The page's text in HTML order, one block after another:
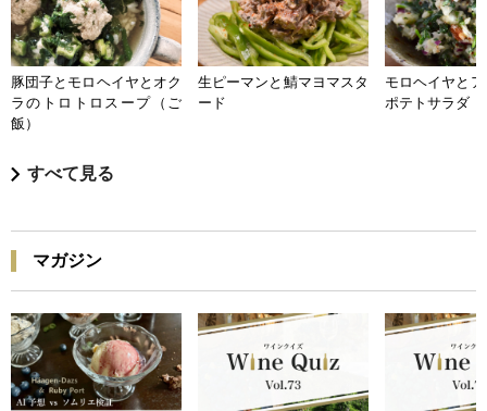
豚団子とモロヘイヤとオク
ラのトロトロスープ（ご
飯）
生ピーマンと鯖マヨマスタ
ード
モロヘイヤと
ポテトサラダ
すべて見る
マガジン